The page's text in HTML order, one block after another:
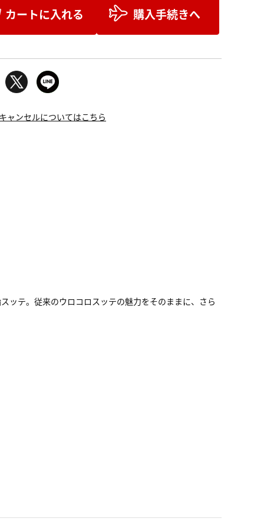
カートに入れる 購入手続きへ
ャンセルについてはこちら
ッテ。従来のウロコロスッテの魅力をそのままに、さら